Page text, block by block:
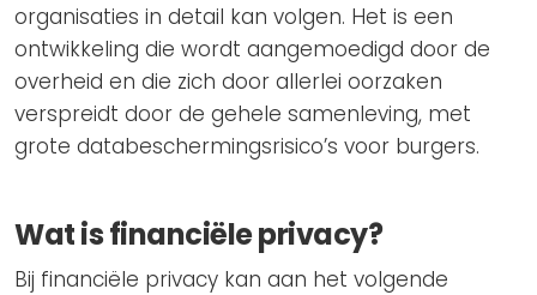
organisaties in detail kan volgen. Het is een
ontwikkeling die wordt aangemoedigd door de
overheid en die zich door allerlei oorzaken
verspreidt door de gehele samenleving, met
grote databeschermingsrisico’s voor burgers.
Wat is financiële privacy?
Bij financiële privacy kan aan het volgende